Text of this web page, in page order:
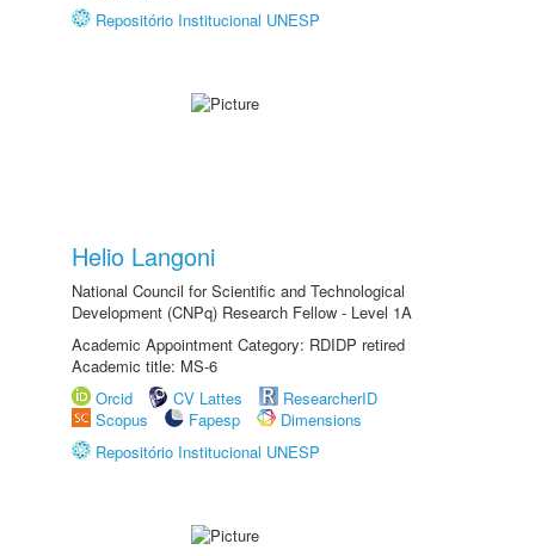
Repositório Institucional UNESP
Helio Langoni
National Council for Scientific and Technological
Development (CNPq) Research Fellow - Level 1A
Academic Appointment Category: RDIDP retired
Academic title: MS-6
Orcid
CV Lattes
ResearcherID
Scopus
Fapesp
Dimensions
Repositório Institucional UNESP